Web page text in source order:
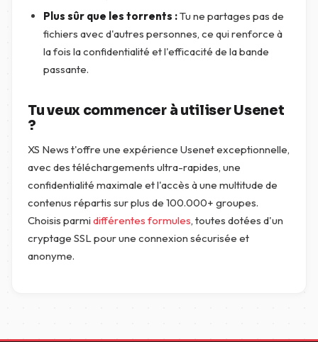
Plus sûr que les torrents :Tu ne partages pas de
fichiers avec d'autres personnes, ce qui renforce à
la fois la confidentialité et l'efficacité de la bande
passante.
Tu veux commencer à utiliser Usenet
?
XS News t'offre une expérience Usenet exceptionnelle,
avec des téléchargements ultra-rapides, une
confidentialité maximale et l'accès à une multitude de
contenus répartis sur plus de 100.000+ groupes.
Choisis parmi différentes formules, toutes dotées d'un
cryptage SSL pour une connexion sécurisée et
anonyme.